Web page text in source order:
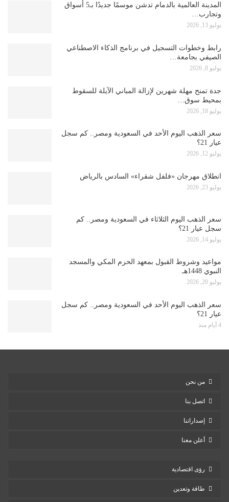
المدينة العالمية بالدمام تدشن موسمًا جديدًا بـ5 أسواق
وتجارب…
يوليو 13, 2026
رابط وخطوات التسجيل في برنامج الذكاء الاصطناعي
الصيفي بجامعة…
يوليو 8, 2026
جدة تمنح مهلة شهرين لإزالة المباني الآيلة للسقوط
بمحيط سوق…
يوليو 18, 2026
سعر الذهب اليوم الأحد في السعودية ومصر.. كم سجل
عيار 21؟
يوليو 12, 2026
انطلاق مهرجان «فلفل شقراء» السادس بالرياض
يوليو 23, 2026
سعر الذهب اليوم الثلاثاء في السعودية ومصر.. كم
سجل عيار 21؟
يوليو 14, 2026
مواعيد وشروط القبول بمعهد الحرم المكي والمسجد
النبوي 1448هـ
يوليو 20, 2026
سعر الذهب اليوم الأحد في السعودية ومصر.. كم سجل
عيار 21؟
4 أيام منذ
من نحن
اتصل بنا
إصداراتنا
أعلن معنا
رؤى اقتصادية
طاقة وتعدين